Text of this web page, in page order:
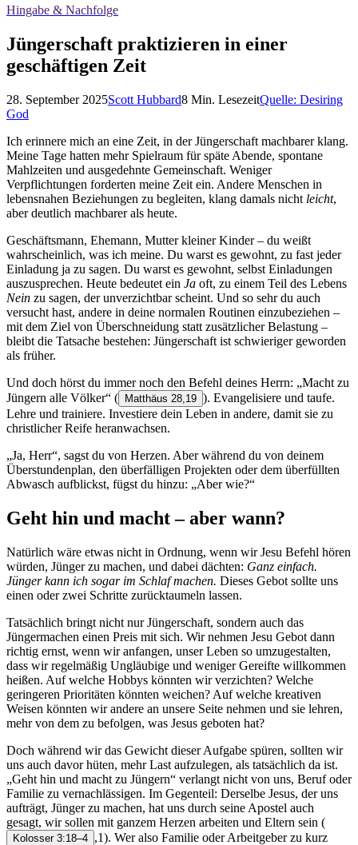
Hingabe & Nachfolge
Jüngerschaft praktizieren in einer
geschäftigen Zeit
28. September 2025Scott Hubbard8 Min. LesezeitQuelle: Desiring
God
Ich erinnere mich an eine Zeit, in der Jüngerschaft machbarer klang.
Meine Tage hatten mehr Spielraum für späte Abende, spontane
Mahlzeiten und ausgedehnte Gemeinschaft. Weniger
Verpflichtungen forderten meine Zeit ein. Andere Menschen in
lebensnahen Beziehungen zu begleiten, klang damals nicht leicht,
aber deutlich machbarer als heute.
Geschäftsmann, Ehemann, Mutter kleiner Kinder – du weißt
wahrscheinlich, was ich meine. Du warst es gewohnt, zu fast jeder
Einladung ja zu sagen. Du warst es gewohnt, selbst Einladungen
auszusprechen. Heute bedeutet ein Ja oft, zu einem Teil des Lebens
Nein zu sagen, der unverzichtbar scheint. Und so sehr du auch
versucht hast, andere in deine normalen Routinen einzubeziehen –
mit dem Ziel von Überschneidung statt zusätzlicher Belastung –
bleibt die Tatsache bestehen: Jüngerschaft ist schwieriger geworden
als früher.
Und doch hörst du immer noch den Befehl deines Herrn: „Macht zu
Jüngern alle Völker“ ( Matthäus 28,19 ). Evangelisiere und taufe.
Lehre und trainiere. Investiere dein Leben in andere, damit sie zu
christlicher Reife heranwachsen.
„Ja, Herr“, sagst du von Herzen. Aber während du von deinem
Überstundenplan, den überfälligen Projekten oder dem überfüllten
Abwasch aufblickst, fügst du hinzu: „Aber wie?“
Geht hin und macht – aber wann?
Natürlich wäre etwas nicht in Ordnung, wenn wir Jesu Befehl hören
würden, Jünger zu machen, und dabei dächten: Ganz einfach.
Jünger kann ich sogar im Schlaf machen. Dieses Gebot sollte uns
einen oder zwei Schritte zurücktaumeln lassen.
Tatsächlich bringt nicht nur Jüngerschaft, sondern auch das
Jüngermachen einen Preis mit sich. Wir nehmen Jesu Gebot dann
richtig ernst, wenn wir anfangen, unser Leben so umzugestalten,
dass wir regelmäßig Ungläubige und weniger Gereifte willkommen
heißen. Auf welche Hobbys könnten wir verzichten? Welche
geringeren Prioritäten könnten weichen? Auf welche kreativen
Weisen könnten wir andere an unsere Seite nehmen und sie lehren,
mehr von dem zu befolgen, was Jesus geboten hat?
Doch während wir das Gewicht dieser Aufgabe spüren, sollten wir
uns auch davor hüten, mehr Last aufzulegen, als tatsächlich da ist.
„Geht hin und macht zu Jüngern“ verlangt nicht von uns, Beruf oder
Familie zu vernachlässigen. Im Gegenteil: Derselbe Jesus, der uns
aufträgt, Jünger zu machen, hat uns durch seine Apostel auch
gesagt, wir sollen mit ganzem Herzen arbeiten und Eltern sein (
Kolosser 3:18–4 ,1). Wer also Familie oder Arbeitgeber zu kurz